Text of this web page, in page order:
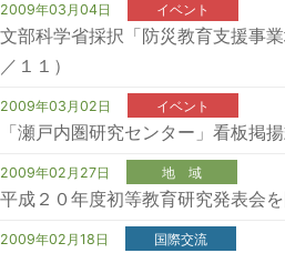
2009年03月04日 イベント
文部科学省採択「防災教育支援事
／１１）
2009年03月02日 イベント
「瀬戸内圏研究センター」看板掲
2009年02月27日 地 域
平成２０年度初等教育研究発表会
2009年02月18日 国際交流